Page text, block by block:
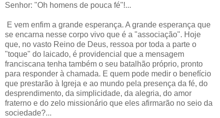
Senhor: "Oh homens de pouca fé"!...
E vem enfim a grande esperança. A grande esperança que
se encarna nesse corpo vivo que é a "associação". Hoje
que, no vasto Reino de Deus, ressoa por toda a parte o
"toque" do laicado, é providencial que a mensagem
franciscana tenha também o seu batalhão próprio, pronto
para responder à chamada. E quem pode medir o benefício
que prestarão à Igreja e ao mundo pela presença da fé, do
desprendimento, da simplicidade, da alegria, do amor
fraterno e do zelo missionário que eles afirmarão no seio da
sociedade?...